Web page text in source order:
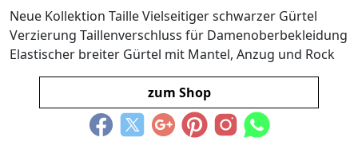
Neue Kollektion Taille Vielseitiger schwarzer Gürtel
Verzierung Taillenverschluss für Damenoberbekleidung
Elastischer breiter Gürtel mit Mantel, Anzug und Rock
zum Shop